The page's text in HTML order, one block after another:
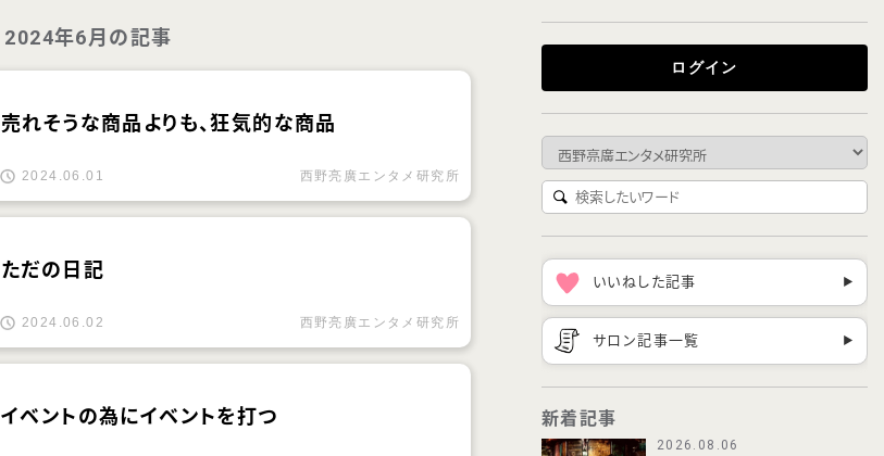
2024年6月の記事
売れそうな商品よりも、狂気的な商品
2024.06.01 西野亮廣エンタメ研究所
ただの日記
2024.06.02 西野亮廣エンタメ研究所
イベントの為にイベントを打つ
ログイン
いいねした記事 ▶︎
サロン記事一覧 ▶︎
新着記事
2026.08.06